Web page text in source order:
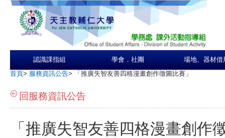
認識課指組 學會．社團 場地、器材借
首頁> 服務資訊公告> 「推廣失智友善四格漫畫創作徵圖比賽」
回服務資訊公告
「推廣失智友善四格漫畫創作